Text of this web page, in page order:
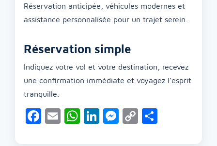
Réservation anticipée, véhicules modernes et
assistance personnalisée pour un trajet serein.
Réservation simple
Indiquez votre vol et votre destination, recevez
une confirmation immédiate et voyagez l’esprit
tranquille.
Facebook
EmailWhatsApp
LinkedIn
Messenger
Copy